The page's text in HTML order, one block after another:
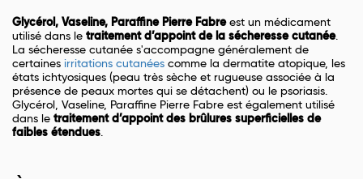
Glycérol, Vaseline, Paraffine Pierre Fabreest un médicament
utilisé dans le traitement d’appoint de la sécheresse cutanée.
La sécheresse cutanée s'accompagne généralement de
certaines irritations cutanées comme la dermatite atopique, les
états ichtyosiques (peau très sèche et rugueuse associée à la
présence de peaux mortes qui se détachent) ou le psoriasis.
Glycérol, Vaseline, Paraffine Pierre Fabre est également utilisé
dans le traitement d’appoint des brûlures superficielles de
faibles étendues.